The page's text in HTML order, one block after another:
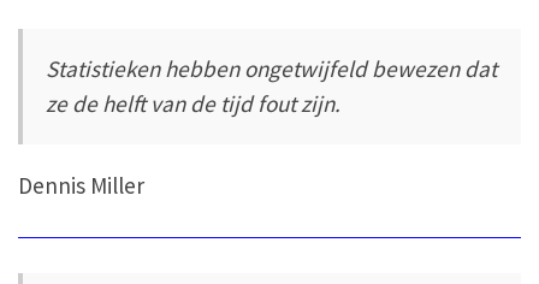
Statistieken hebben ongetwijfeld bewezen dat
ze de helft van de tijd fout zijn.
Dennis Miller